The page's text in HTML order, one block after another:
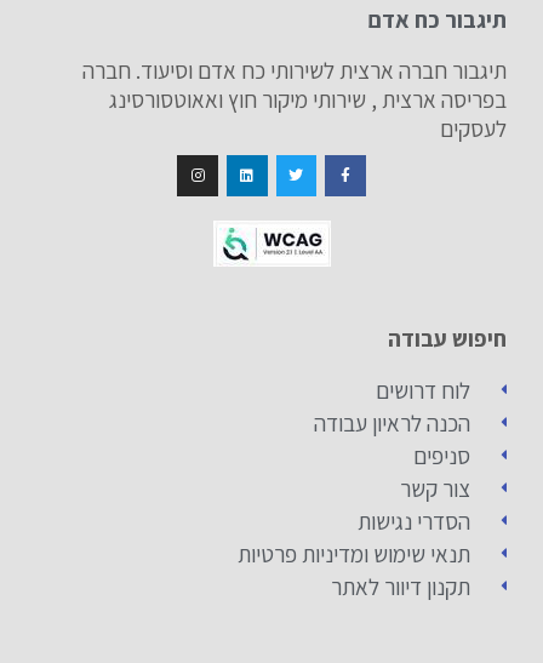
תיגבור כח אדם
תיגבור חברה ארצית לשירותי כח אדם וסיעוד. חברה
בפריסה ארצית , שירותי מיקור חוץ ואאוטסורסינג
לעסקים
חיפוש עבודה
לוח דרושים
הכנה לראיון עבודה
סניפים
צור קשר
הסדרי נגישות
תנאי שימוש ומדיניות פרטיות
תקנון דיוור לאתר